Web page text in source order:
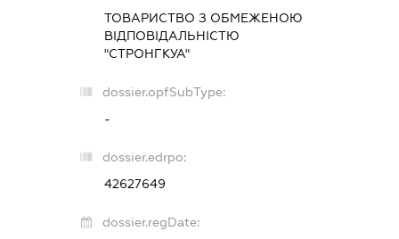
ТОВАРИСТВО З ОБМЕЖЕНОЮ
ВІДПОВІДАЛЬНІСТЮ
"СТРОНГКУА"
dossier.opfSubType:
-
dossier.edrpo:
42627649
dossier.regDate: